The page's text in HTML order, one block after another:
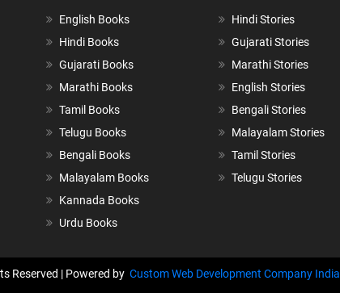
English Books
Hindi Books
Gujarati Books
Marathi Books
Tamil Books
Telugu Books
Bengali Books
Malayalam Books
Kannada Books
Urdu Books
Hindi Stories
Gujarati Stories
Marathi Stories
English Stories
Bengali Stories
Malayalam Stories
Tamil Stories
Telugu Stories
Reserved | Powered by Custom Web Development Company India